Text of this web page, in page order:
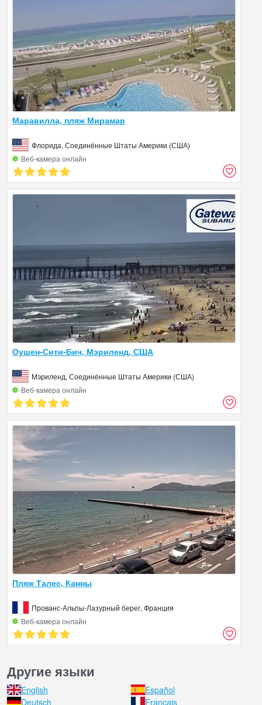
Маравилла, пляж Мирамар
Флорида, Соединённые Штаты Америки (США)
Веб‑камера онлайн
Оушен-Сити-Бич, Мэриленд, США
Мэриленд, Соединённые Штаты Америки (США)
Веб‑камера онлайн
Пляж Талес, Канны
Прованс-Альпы-Лазурный берег, Франция
Веб‑камера онлайн
Другие языки
English
Español
Deutsch
Français